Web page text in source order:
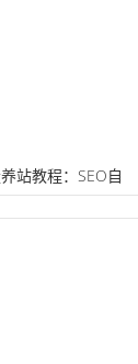
站教程：SEO自
量站课程